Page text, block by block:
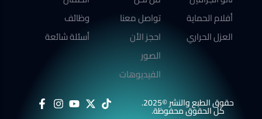
أفلام الحماية
العزل الحراري
تواصل معنا
احجز الأن
الصور
الفيديوهات
وظائف
أسئلة شائعة
حقوق الطبع والنشر ©2025.
كل الحقوق محفوظة.